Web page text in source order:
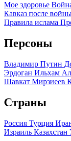
Мое здоровье
Кавказ после
Правила ислама
Персоны
Владимир Путин
Эрдоган Ильхам
Шавкат Мирзиеев
Страны
Россия Турция
Израиль Казахстан